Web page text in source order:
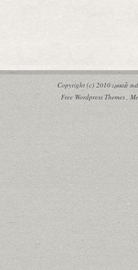
Copyright (c) 2010புலவர்
Free Wordpress Themes ,